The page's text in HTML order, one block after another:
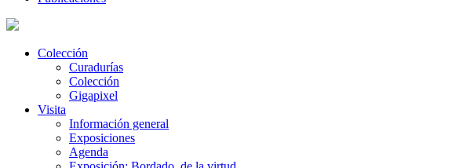
Colección
Curadurías
Colección
Gigapixel
Visita
Información general
Exposiciones
Agenda